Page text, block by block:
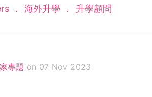
海外升學 升學顧問
專題 on 07 Nov 2023